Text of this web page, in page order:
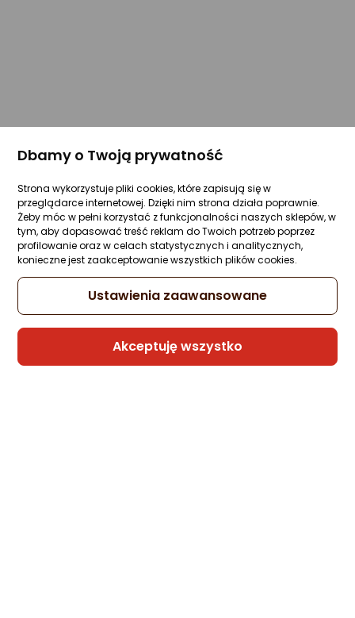
Dbamy o Twoją prywatność
Strona wykorzystuje pliki cookies, które zapisują się w
przeglądarce internetowej. Dzięki nim strona działa poprawnie.
Żeby móc w pełni korzystać z funkcjonalności naszych sklepów, w
tym, aby dopasować treść reklam do Twoich potrzeb poprzez
profilowanie oraz w celach statystycznych i analitycznych,
konieczne jest zaakceptowanie wszystkich plików cookies.
Ustawienia zaawansowane
Akceptuję wszystko